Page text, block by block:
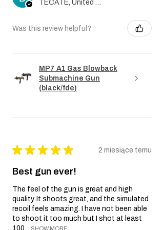
reklamacyjny, konieczne będzie
zakupu, wyraźnie wskazującego datę
Gwarancją.
Naprawa lub Wymiana:Jeśli problem jest
objęty Gwarancją, Sprzedawca, według
Wysyłka Zwrotna:
W przypadku konieczności
naprawy lub wymiany, Kupujący odpowiada
za wysyłkę repliki airsoft do Sprzedawcy.
Sprzedawca pokryje koszty zwrotnej wysyłki.
Czas Trwania Gwarancji:Niniejsza 3-
miesięczna Gwarancja rozpoczyna się w dniu
zakupu i obowiązuje przez okres sześciu (3)
miesięcy od tej daty.
TECATE, United States
Was this review helpful?
MP7 A1 Gas Blowback
Submachine Gun
(black/fde)
★ ★ ★ ★ ★ 2 miesiące temu
Best gun ever!
The feel of the gun is great and high
quality. It shoots great, and the simulated
recoil feels amazing. I have not been able
to shoot it too much but I shot at least
100 ...SHOW MORE